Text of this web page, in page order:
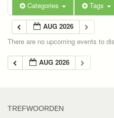
Categories Tags
AUG 2026
There are no upcoming events to
AUG 2026
TREFWOORDEN